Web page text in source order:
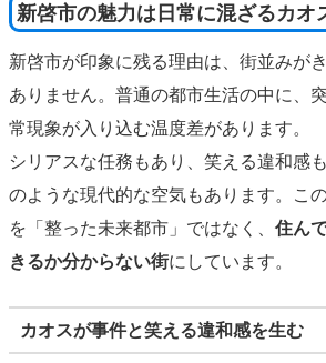
新啓市の魅力は日常に混ざるカオ
新啓市が印象に残る理由は、街並みが
ありません。普通の都市生活の中に、
常現象が入り込む温度差があります。
シリアスな任務もあり、笑える違和感
のような現代的な空気もあります。こ
を「整った未来都市」ではなく、 住ん
きるか分からない街にしています。
カオスが事件と笑える違和感を生む